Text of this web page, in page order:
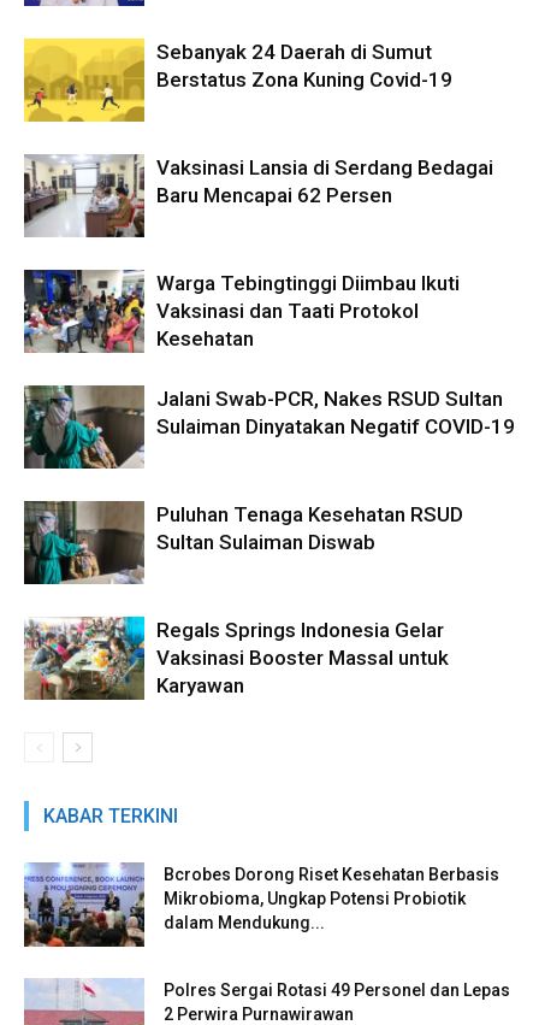
Sebanyak 24 Daerah di Sumut
Berstatus Zona Kuning Covid-19
Vaksinasi Lansia di Serdang Bedagai
Baru Mencapai 62 Persen
Warga Tebingtinggi Diimbau Ikuti
Vaksinasi dan Taati Protokol
Kesehatan
Jalani Swab-PCR, Nakes RSUD Sultan
Sulaiman Dinyatakan Negatif COVID-19
Puluhan Tenaga Kesehatan RSUD
Sultan Sulaiman Diswab
Regals Springs Indonesia Gelar
Vaksinasi Booster Massal untuk
Karyawan
KABAR TERKINI
Bcrobes Dorong Riset Kesehatan Berbasis
Mikrobioma, Ungkap Potensi Probiotik
dalam Mendukung...
Polres Sergai Rotasi 49 Personel dan Lepas
2 Perwira Purnawirawan